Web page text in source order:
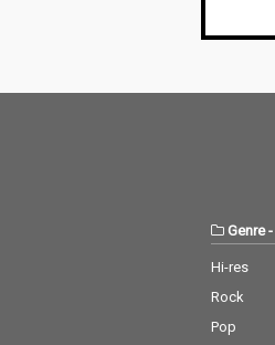
Genre-
Hi-res
Rock
Pop